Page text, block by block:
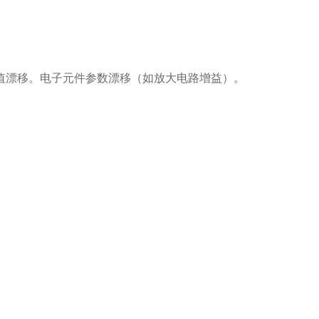
。电子元件参数漂移（如放大电路增益）。